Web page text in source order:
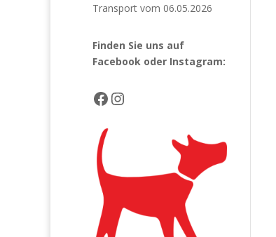
Transport vom 06.05.2026
Finden Sie uns auf
Facebook oder Instagram:
Facebook
Instagram